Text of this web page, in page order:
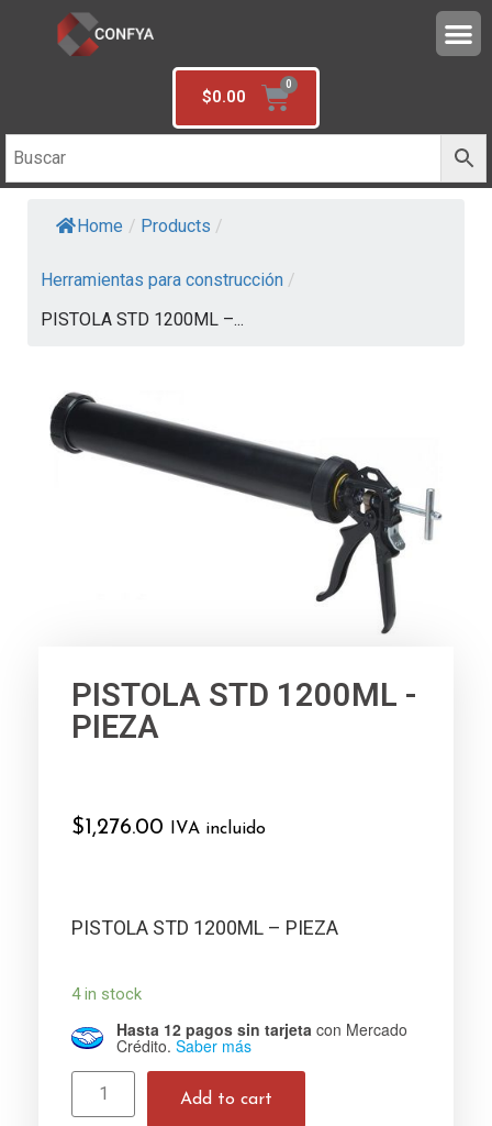
$0.00
Home / Products /
Herramientas para construcción /
PISTOLA STD 1200ML –...
PISTOLA STD 1200ML -
PIEZA
$1,276.00 IVA incluido
PISTOLA STD 1200ML – PIEZA
4 in stock
Hasta 12 pagos sin tarjeta con Mercado
Crédito. Saber más
Add to cart